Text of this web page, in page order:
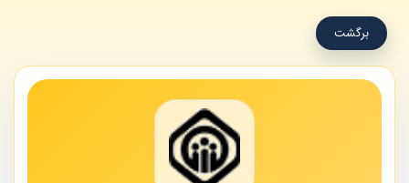
برگشت